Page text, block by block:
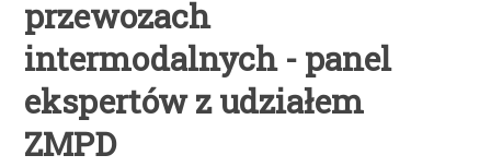
przewozach
intermodalnych - panel
ekspertów z udziałem
ZMPD